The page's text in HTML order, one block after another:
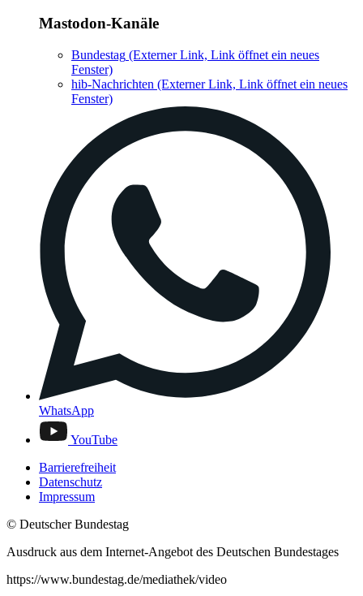
Mastodon-Kanäle
Bundestag (Externer Link, Link öffnet ein neues
Fenster)
hib-Nachrichten (Externer Link, Link öffnet ein neues
Fenster)
WhatsApp
YouTube
Barrierefreiheit
Datenschutz
Impressum
© Deutscher Bundestag
Ausdruck aus dem Internet-Angebot des Deutschen Bundestages
https://www.bundestag.de/mediathek/video